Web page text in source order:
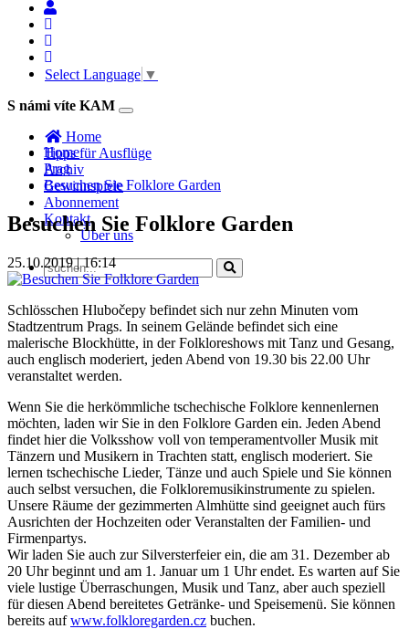
Select Language ▼
S námi víte KAM
Toggle
Home
Tipps für Ausflüge
Archiv
Gewinnspiele
Abonnement
Kontakt
Über uns
Home
Prag
Besuchen Sie Folklore Garden
Besuchen Sie Folklore Garden
25.10.2019 | 16:14
Schlösschen Hlubočepy befindet sich nur zehn Minuten vom
Stadtzentrum Prags. In seinem Gelände befindet sich eine
malerische Blockhütte, in der Folkloreshows mit Tanz und Gesang,
auch englisch moderiert, jeden Abend von 19.30 bis 22.00 Uhr
veranstaltet werden.
Wenn Sie die herkömmliche tschechische Folklore kennenlernen
möchten, laden wir Sie in den Folklore Garden ein. Jeden Abend
findet hier die Volksshow voll von temperamentvoller Musik mit
Tänzern und Musikern in Trachten statt, englisch moderiert. Sie
lernen tschechische Lieder, Tänze und auch Spiele und Sie können
auch selbst versuchen, die Folkloremusikinstrumente zu spielen.
Unsere Räume der gezimmerten Almhütte sind geeignet auch fürs
Ausrichten der Hochzeiten oder Veranstalten der Familien- und
Firmenpartys.
Wir laden Sie auch zur Silversterfeier ein, die am 31. Dezember ab
20 Uhr beginnt und am 1. Januar um 1 Uhr endet. Es warten auf Sie
viele lustige Überraschungen, Musik und Tanz, aber auch speziell
für diesen Abend bereitetes Getränke- und Speisemenü. Sie können
bereits aufwww.folkloregarden.cz buchen.